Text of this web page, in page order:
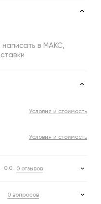
написать в МАКС,
Условия и стоимость
Условия и стоимость
0.0 0 отзывов
0 вопросов